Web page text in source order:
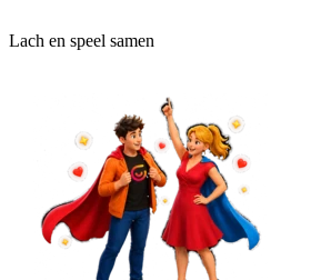
Lach en speel samen